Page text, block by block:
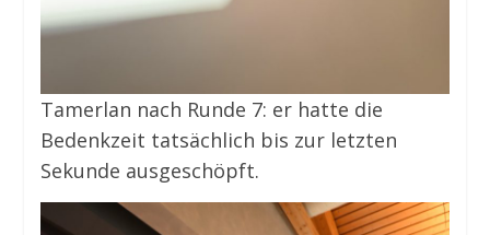
Tamerlan nach Runde 7: er hatte die
Bedenkzeit tatsächlich bis zur letzten
Sekunde ausgeschöpft.